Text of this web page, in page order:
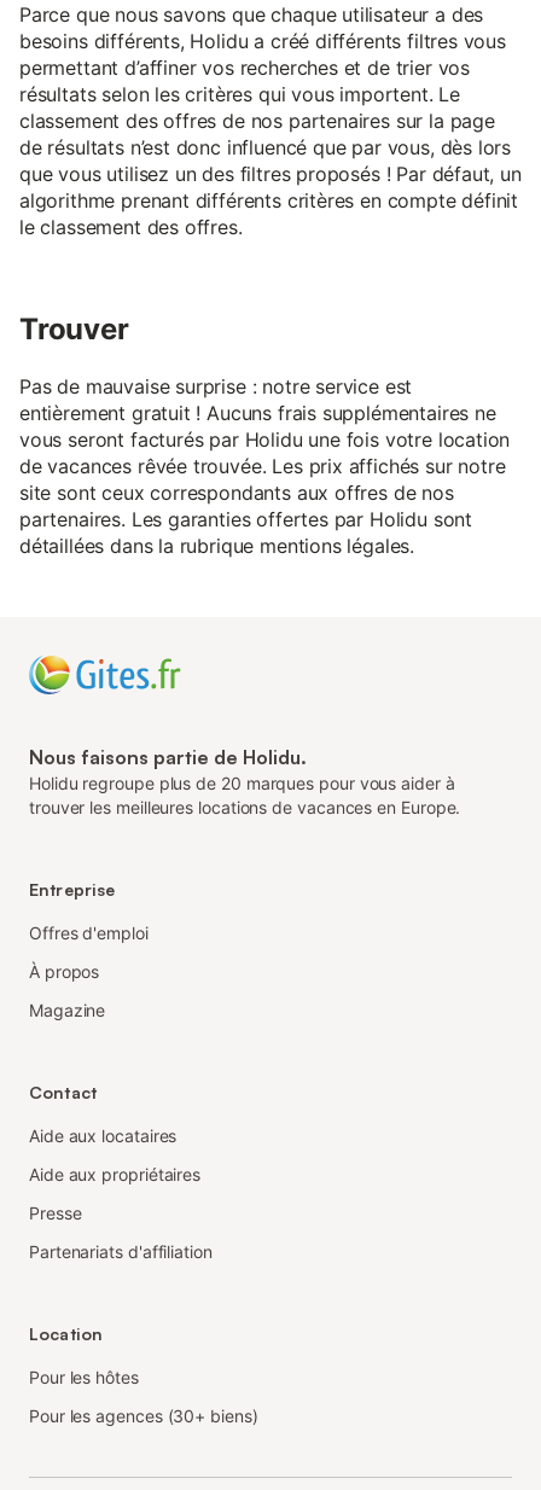
Parce que nous savons que chaque utilisateur a des
besoins différents, Holidu a créé différents filtres vous
permettant d’affiner vos recherches et de trier vos
résultats selon les critères qui vous importent. Le
classement des offres de nos partenaires sur la page
de résultats n’est donc influencé que par vous, dès lors
que vous utilisez un des filtres proposés ! Par défaut, un
algorithme prenant différents critères en compte définit
le classement des offres.
Trouver
Pas de mauvaise surprise : notre service est
entièrement gratuit ! Aucuns frais supplémentaires ne
vous seront facturés par Holidu une fois votre location
de vacances rêvée trouvée. Les prix affichés sur notre
site sont ceux correspondants aux offres de nos
partenaires. Les garanties offertes par Holidu sont
détaillées dans la rubrique mentions légales.
Nous faisons partie de Holidu.
Holidu regroupe plus de 20 marques pour vous aider à
trouver les meilleures locations de vacances en Europe.
Entreprise
Offres d'emploi
À propos
Magazine
Contact
Aide aux locataires
Aide aux propriétaires
Presse
Partenariats d'affiliation
Location
Pour les hôtes
Pour les agences (30+ biens)